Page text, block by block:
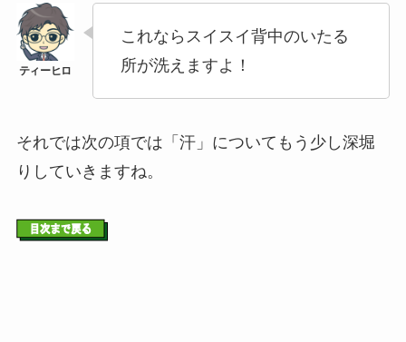
これならスイスイ背中のいたる
所が洗えますよ！
それでは次の項では「汗」についてもう少し深堀
りしていきますね。